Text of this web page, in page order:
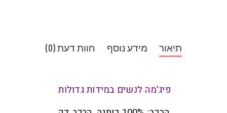
תיאור מידע נוסף חוות דעת (0)
פיג'מה לנשים במידות גדולות